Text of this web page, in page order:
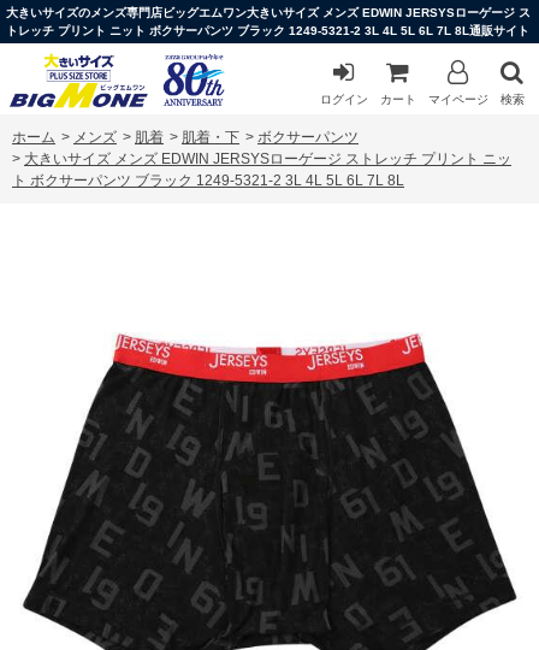
大きいサイズのメンズ専門店ビッグエムワン大きいサイズ メンズ EDWIN JERSYSローゲージ ス
トレッチ プリント ニット ボクサーパンツ ブラック 1249-5321-2 3L 4L 5L 6L 7L 8L通販サイト
ログイン カート マイページ 検索
ホーム > メンズ > 肌着 > 肌着・下 > ボクサーパンツ
> 大きいサイズ メンズ EDWIN JERSYSローゲージ ストレッチ プリント ニッ
ト ボクサーパンツ ブラック 1249-5321-2 3L 4L 5L 6L 7L 8L